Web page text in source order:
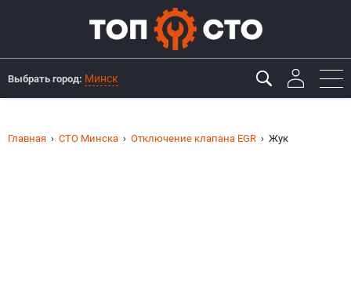
Выбрать город: Минск
Главная СТО Минска Отключение клапана EGR Жук